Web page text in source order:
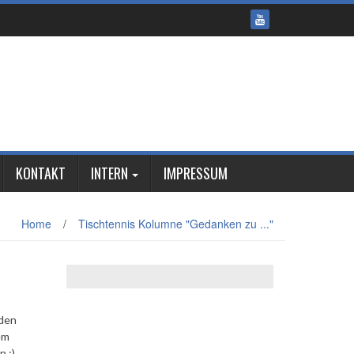
KONTAKT INTERN IMPRESSUM
Home / Tischtennis Kolumne "Gedanken zu ..."